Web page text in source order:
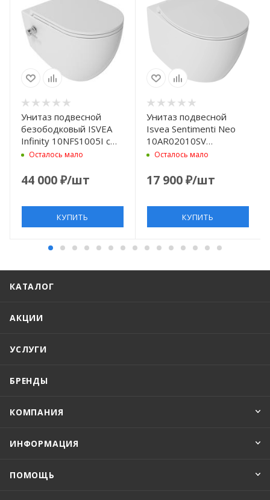
Унитаз подвесной
безободковый ISVEA
Infinity 10NFS1005I с
функцией биде цвет
Осталось мало
44 000₽/шт
КУПИТЬ
Унитаз подвесной
Isvea Sentimenti Neo
10AR02010SV
безободковый, белый
Осталось мало
17 900₽/шт
КУПИТЬ
КАТАЛОГ
АКЦИИ
УСЛУГИ
БРЕНДЫ
КОМПАНИЯ
ИНФОРМАЦИЯ
ПОМОЩЬ